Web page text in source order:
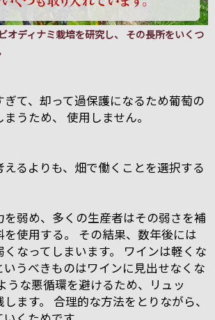
オディナミ栽培を研究し、 その長所をいくつ
て、却って過保護になるため葡萄の
うため、 使用しません。
るよりも、畑で働くことを選択する
を弱め、多くの生産者はその弱さを補
を使用する。 その結果、数年後には
なってしまいます。 ワインは軽くな
いうべきものはワインに見出せなくな
うな悪循環を避けるため、リュッ
ます。 合理的な方法をとりながら、